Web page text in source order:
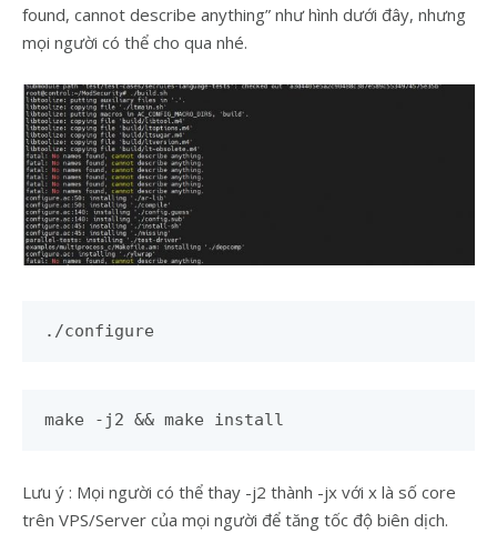
found, cannot describe anything” như hình dưới đây, nhưng
mọi người có thể cho qua nhé.
./configure
make -j2 && make install
Lưu ý : Mọi người có thể thay -j2 thành -jx với x là số core
trên VPS/Server của mọi người để tăng tốc độ biên dịch.